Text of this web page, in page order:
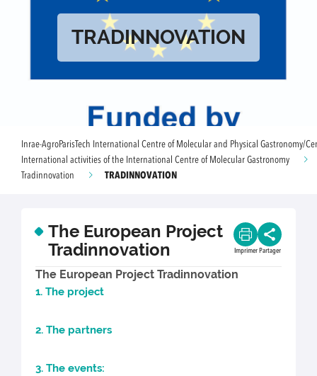
TRADINNOVATION
Inrae-AgroParisTech International Centre of Molecular and Physical
International activities of the International Centre of Molecular Gastronomy
Tradinnovation
TRADINNOVATION
The European Project
Tradinnovation
Imprimer Partager
The European Project Tradinnovation
1. The project
2. The partners
3. The events: